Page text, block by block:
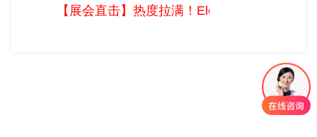
【展会直击】热度拉满！Eletrolar Show